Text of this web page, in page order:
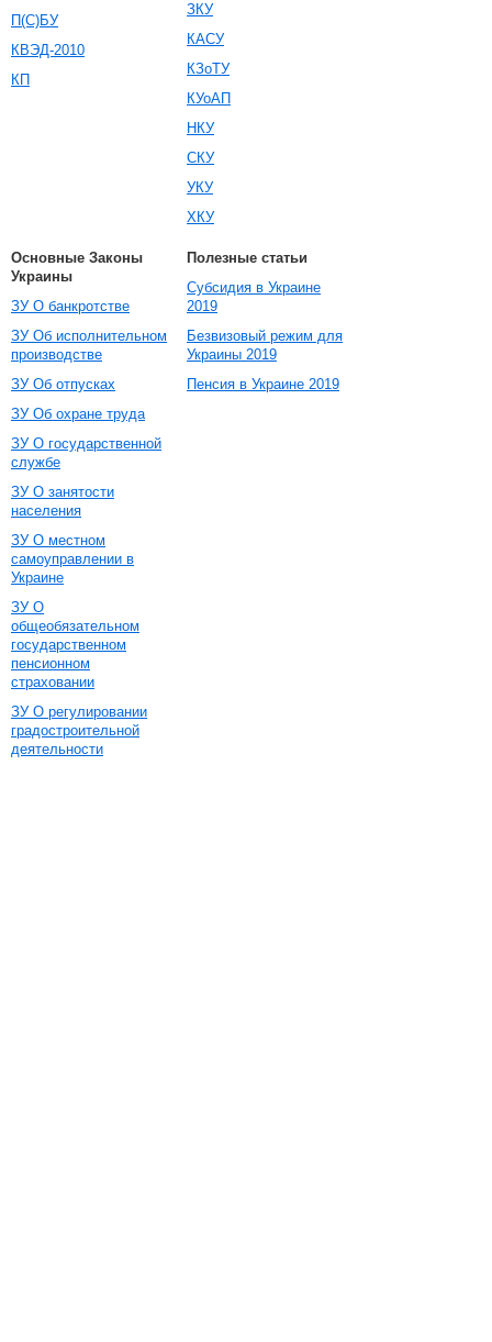
П(С)БУ
КВЭД-2010
КП
ЗКУ
КАСУ
КЗоТУ
КУоАП
НКУ
СКУ
УКУ
ХКУ
Основные Законы
Украины
ЗУ О банкротстве
ЗУ Об исполнительном
производстве
ЗУ Об отпусках
ЗУ Об охране труда
ЗУ О государственной
службе
ЗУ О занятости
населения
ЗУ О местном
самоуправлении в
Украине
ЗУ О
общеобязательном
государственном
пенсионном
страховании
ЗУ О регулировании
градостроительной
деятельности
Полезные статьи
Субсидия в Украине
2019
Безвизовый режим для
Украины 2019
Пенсия в Украине 2019